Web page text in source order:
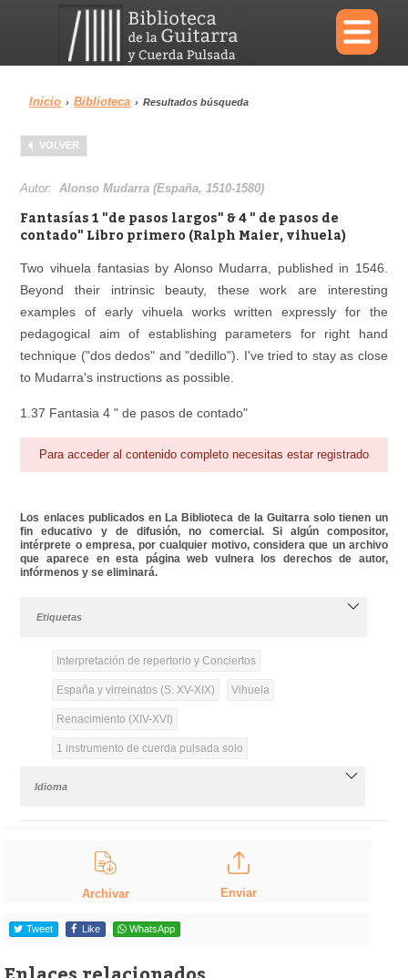
×
Menu
Biblioteca Diccionario
Reproductor
Inicio › Biblioteca › Resultados búsqueda
VOLVER
Autor:Alonso Mudarra (España, 1510-1580)
Fantasías 1 "de pasos largos" & 4 " de pasos de
contado" Libro primero (Ralph Maier, vihuela)
Two vihuela fantasias by Alonso Mudarra, published in 1546.
Beyond their intrinsic beauty, these work are interesting
examples of early vihuela works written expressly for the
pedagogical aim of establishing parameters for right hand
technique ("dos dedos" and "dedillo"). I've tried to stay as close
to Mudarra's instructions as possible.
1.37 Fantasia 4 " de pasos de contado"
Para acceder al contenido completo necesitas estar registrado
Los enlaces publicados en La Biblioteca de la Guitarra solo tienen un
fin educativo y de difusión, no comercial. Si algún compositor,
intérprete o empresa, por cualquier motivo, considera que un archivo
que aparece en esta página web vulnera los derechos de autor,
infórmenos y se eliminará.
Etiquetas
Interpretación de repertorio y Conciertos
España y virreinatos (S. XV-XIX) Vihuela
Renacimiento (XIV-XVI)
1 instrumento de cuerda pulsada solo
Idioma
Archivar Enviar
Tweet Like WhatsApp
Enlaces relacionados